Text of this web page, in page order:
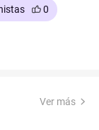
0
Ver más